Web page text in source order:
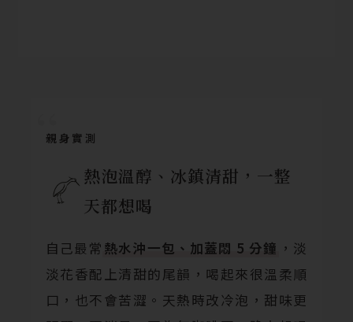
親身實測
熱泡溫醇、冰鎮清甜，一整
天都想喝
自己最常 熱水沖一包、加蓋悶 5 分鐘 ，淡
淡花香配上清甜的尾韻，喝起來很溫柔順
口，也不會苦澀。天熱時改冷泡，甜味更